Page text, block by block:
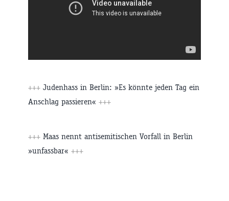
+++ Judenhass in Berlin: »Es könnte jeden Tag ein
Anschlag passieren« +++
+++ Maas nennt antisemitischen Vorfall in Berlin
»unfassbar« +++